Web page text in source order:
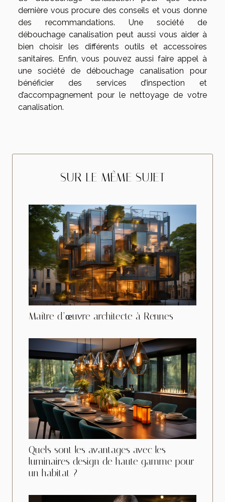
dernière vous procure des conseils et vous donne
des recommandations. Une société de
débouchage canalisation peut aussi vous aider à
bien choisir les différents outils et accessoires
sanitaires. Enfin, vous pouvez aussi faire appel à
une société de débouchage canalisation pour
bénéficier des services d’inspection et
d’accompagnement pour le nettoyage de votre
canalisation.
SUR LE MÊME SUJET
Maître d’œuvre architecte à Rennes
Quels sont les avantages avec les
luminaires design de haute gamme pour
un habitat ?